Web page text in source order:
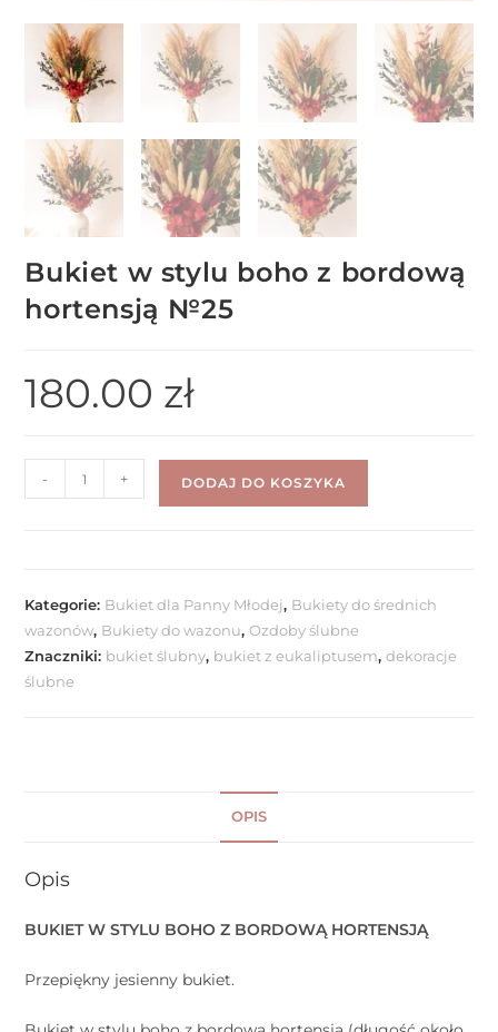
Bukiet w stylu boho z bordową
hortensją №25
180.00 zł
- + DODAJ DO KOSZYKA
Kategorie: Bukiet dla Panny Młodej, Bukiety do średnich
wazonów, Bukiety do wazonu,Ozdoby ślubne
Znaczniki: bukiet ślubny, bukiet z eukaliptusem,dekoracje
ślubne
OPIS
Opis
BUKIET W STYLU BOHO Z BORDOWĄ HORTENSJĄ
Przepiękny jesienny bukiet.